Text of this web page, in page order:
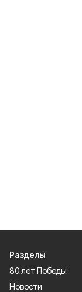
Разделы
80 лет Победы
Новости